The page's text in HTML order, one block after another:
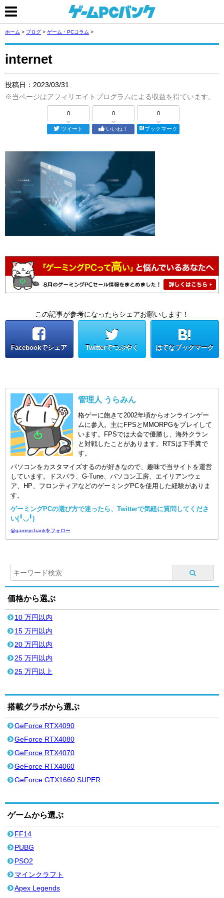
ホーム > ブログ > ゲーム・PCコラム >
internet
投稿日： 2023/03/31
※当ページはアフィリエイトプログラムによる収益を得ています。
0
ツイート
0
いいね！
0
ブックマーク
この記事が参考になったらシェアお願いします！
Facebookでシェア Twitterでつぶやく はてなブックマーク
管理人 うらみん
格ゲーに飽きて2002年頃からオンラインゲー
ムに参入。主にFPSとMMORPGをプレイして
います。FPSでは大会で優勝し、海外クラン
と対戦したことがあります。RTSは下手糞で
す。
パソコンをカスタマイズするのが好きなので、趣味で当サイトを運営
しています。ドスパラ、G-Tune、パソコン工房、エイリアンウェ
ア、HP、フロンティアなどのゲーミングPCを使用した経験がありま
す。
ゲーミングPCの選び方で迷ったら、Twitterで気軽に質問してくださ
い(╹◡╹)
@gamepcbankをフォロー
価格から選ぶ
10 万円以内
15 万円以内
20 万円以内
25 万円以内
25 万円以上
搭載グラボから選ぶ
GeForce RTX4090
GeForce RTX4080
GeForce RTX4070
GeForce RTX4060
GeForce GTX1660 SUPER
ゲームから選ぶ
FF14
PUBG
PSO2
マインクラフト
Apex Legends